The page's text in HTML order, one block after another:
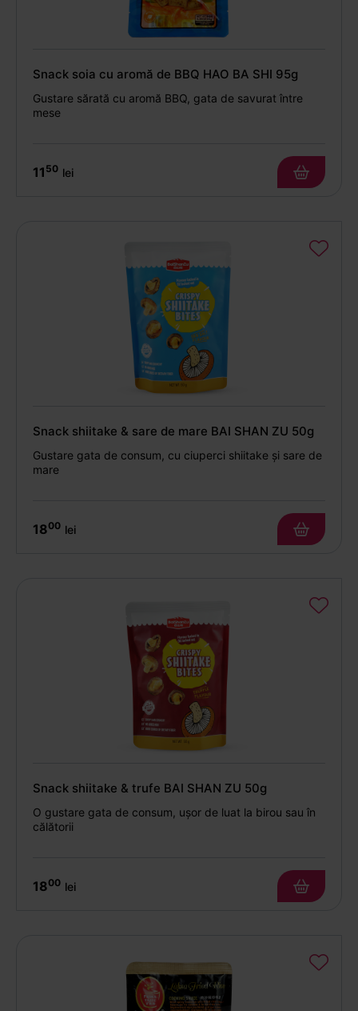
Snack soia cu aromă de BBQ HAO BA SHI 95g
Gustare sărată cu aromă BBQ, gata de savurat între
mese
11 50 lei
Snack shiitake & sare de mare BAI SHAN ZU 50g
Gustare gata de consum, cu ciuperci shiitake și sare de
mare
1800 lei
Snack shiitake & trufe BAI SHAN ZU 50g
O gustare gata de consum, ușor de luat la birou sau în
călătorii
1800 lei